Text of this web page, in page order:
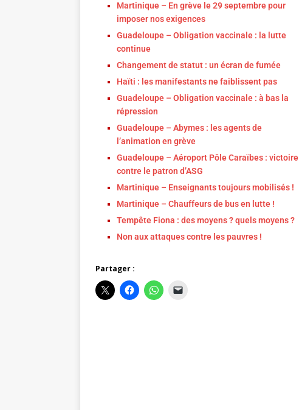
Martinique – En grève le 29 septembre pour
imposer nos exigences
Guadeloupe – Obligation vaccinale : la lutte
continue
Changement de statut : un écran de fumée
Haïti : les manifestants ne faiblissent pas
Guadeloupe – Obligation vaccinale : à bas la
répression
Guadeloupe – Abymes : les agents de
l’animation en grève
Guadeloupe – Aéroport Pôle Caraïbes : victoire
contre le patron d’ASG
Martinique – Enseignants toujours mobilisés !
Martinique – Chauffeurs de bus en lutte !
Tempête Fiona : des moyens ? quels moyens ?
Non aux attaques contre les pauvres !
Partager :